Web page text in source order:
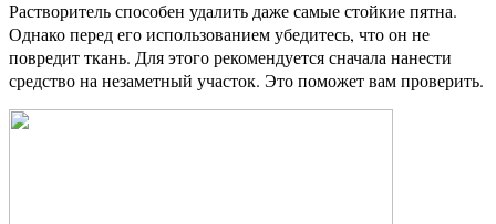
Растворитель способен удалить даже самые стойкие пятна.
Однако перед его использованием убедитесь, что он не
повредит ткань. Для этого рекомендуется сначала нанести
средство на незаметный участок. Это поможет вам проверить.